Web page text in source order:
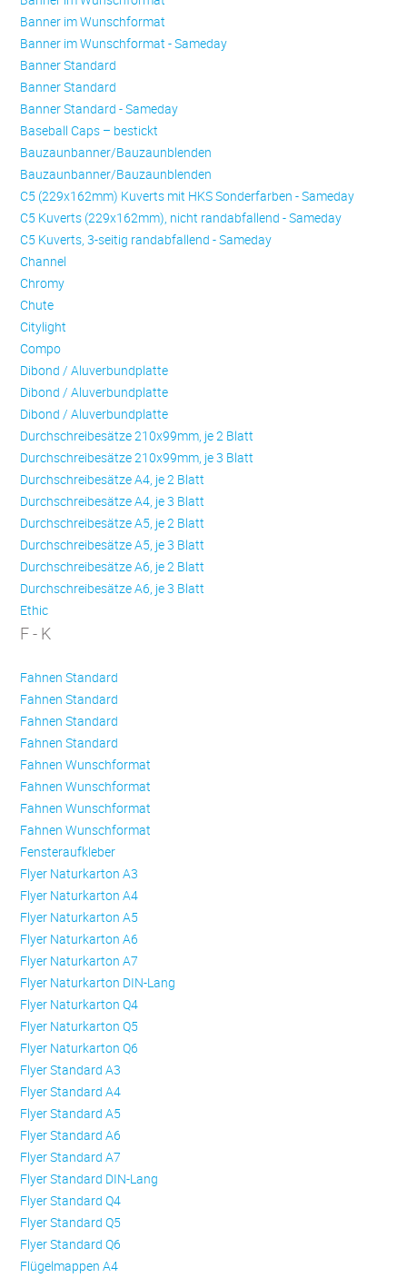
Banner im Wunschformat
Banner im Wunschformat - Sameday
Banner Standard
Banner Standard
Banner Standard - Sameday
Baseball Caps – bestickt
Bauzaunbanner/Bauzaunblenden
Bauzaunbanner/Bauzaunblenden
C5 (229x162mm) Kuverts mit HKS Sonderfarben - Sameday
C5 Kuverts (229x162mm), nicht randabfallend - Sameday
C5 Kuverts, 3-seitig randabfallend - Sameday
Channel
Chromy
Chute
Citylight
Compo
Dibond / Aluverbundplatte
Dibond / Aluverbundplatte
Dibond / Aluverbundplatte
Durchschreibesätze 210x99mm, je 2 Blatt
Durchschreibesätze 210x99mm, je 3 Blatt
Durchschreibesätze A4, je 2 Blatt
Durchschreibesätze A4, je 3 Blatt
Durchschreibesätze A5, je 2 Blatt
Durchschreibesätze A5, je 3 Blatt
Durchschreibesätze A6, je 2 Blatt
Durchschreibesätze A6, je 3 Blatt
Ethic
F - K
Fahnen Standard
Fahnen Standard
Fahnen Standard
Fahnen Standard
Fahnen Wunschformat
Fahnen Wunschformat
Fahnen Wunschformat
Fahnen Wunschformat
Fensteraufkleber
Flyer Naturkarton A3
Flyer Naturkarton A4
Flyer Naturkarton A5
Flyer Naturkarton A6
Flyer Naturkarton A7
Flyer Naturkarton DIN-Lang
Flyer Naturkarton Q4
Flyer Naturkarton Q5
Flyer Naturkarton Q6
Flyer Standard A3
Flyer Standard A4
Flyer Standard A5
Flyer Standard A6
Flyer Standard A7
Flyer Standard DIN-Lang
Flyer Standard Q4
Flyer Standard Q5
Flyer Standard Q6
Flügelmappen A4